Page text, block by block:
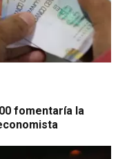
fomentaría la